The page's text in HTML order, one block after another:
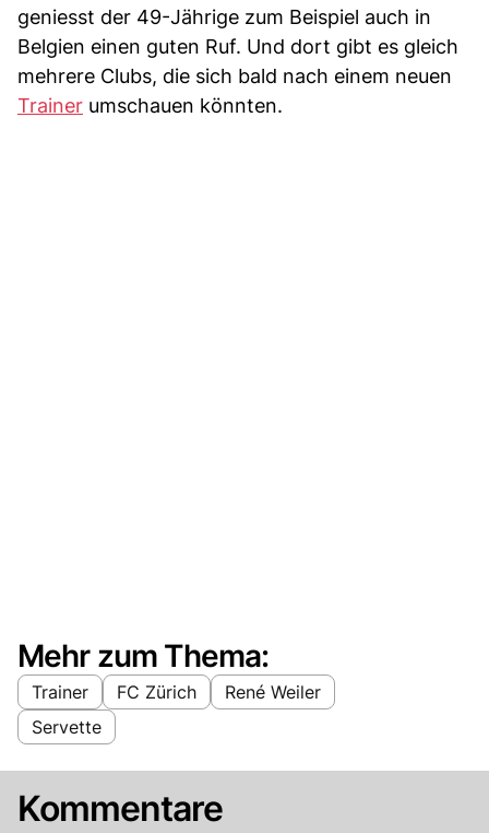
geniesst der 49-Jährige zum Beispiel auch in
Belgien einen guten Ruf. Und dort gibt es gleich
mehrere Clubs, die sich bald nach einem neuen
Trainer umschauen könnten.
Mehr zum Thema:
Trainer FC Zürich
René Weiler
Servette
Kommentare